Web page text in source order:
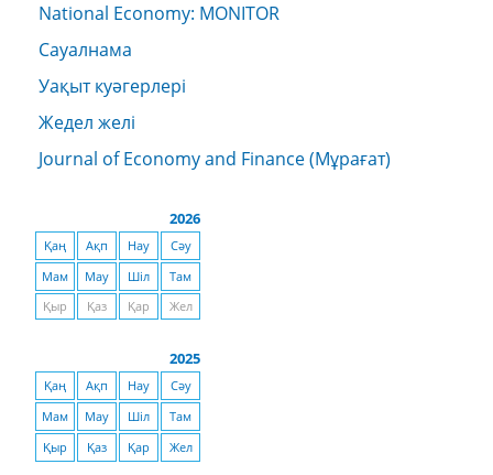
National Economy: MONITOR
Сауалнама
Уақыт куәгерлері
Жедел желі
Journal of Economy and Finance (Мұрағат)
2026
Қаң Ақп Нау
Сәу
Мам
Мау Шіл
Там
Қыр
Қаз Қар Жел
2025
Қаң Ақп Нау
Сәу
Мам
Мау Шіл
Там
Қыр
Қаз Қар Жел